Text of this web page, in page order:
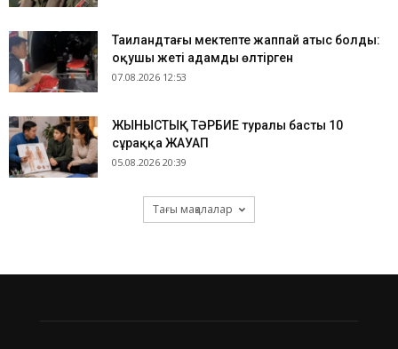
Таиландтағы мектепте жаппай атыс болды:
оқушы жеті адамды өлтірген
07.08.2026 12:53
ЖЫНЫСТЫҚ ТӘРБИЕ туралы басты 10
сұраққа ЖАУАП
05.08.2026 20:39
Тағы мақалалар